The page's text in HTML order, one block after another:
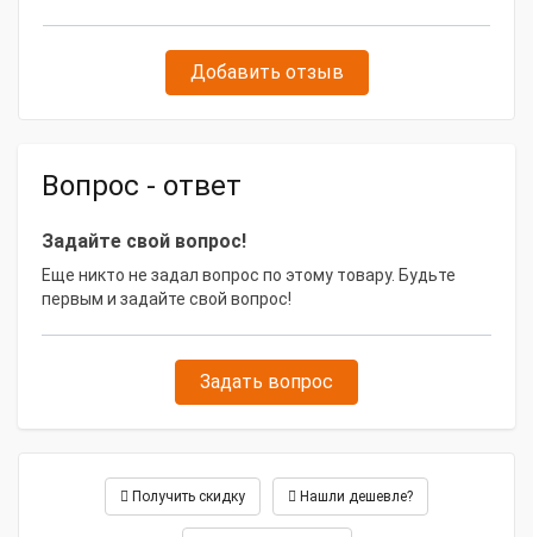
Тип исполнения
Дополнительное
28676. 51344. 29186.
Габаритные размеры и вес
Габариты, мм
Масса, кг 158
Добавить отзыв
Вопрос - ответ
Задайте свой вопрос!
Еще никто не задал вопрос по этому товару. Будьте
первым и задайте свой вопрос!
Задать вопрос
Получить скидку Нашли дешевле?